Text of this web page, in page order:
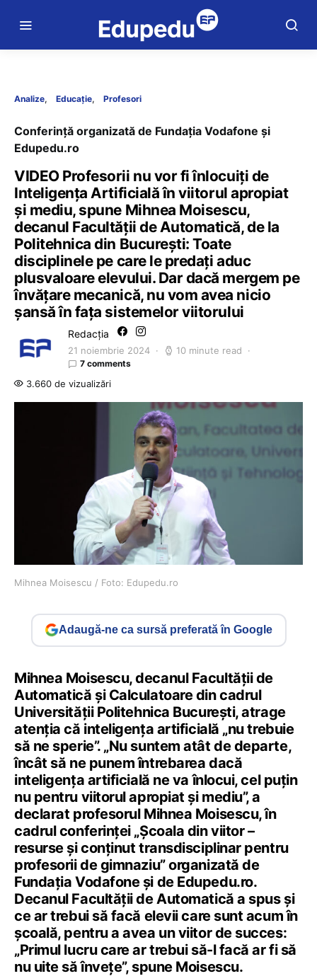
Analize Educație Profesori
Conferință organizată de Fundația Vodafone și
Edupedu.ro
VIDEO Profesorii nu vor fi înlocuiți de
Inteligența Artificială în viitorul apropiat
și mediu, spune Mihnea Moisescu,
decanul Facultății de Automatică, de la
Politehnica din București: Toate
disciplinele pe care le predați aduc
plusvaloare elevului. Dar dacă mergem pe
învățare mecanică, nu vom avea nicio
șansă în fața sistemelor viitorului
Redacția
21 noiembrie 2024 10 minute read
7 comments
3.660 de vizualizări
Mihnea Moisescu / Foto: Edupedu.ro
Adaugă-ne ca sursă preferată în Google
Mihnea Moisescu, decanul Facultății de
Automatică și Calculatoare din cadrul
Universității Politehnica București, atrage
atenția că inteligența artificială „nu trebuie
să ne sperie”. „Nu suntem atât de departe,
încât să ne punem întrebarea dacă
inteligența artificială ne va înlocui, cel puțin
nu pentru viitorul apropiat și mediu”, a
declarat profesorul Mihnea Moisescu, în
cadrul conferinței „Școala din viitor –
resurse și conținut transdisciplinar pentru
profesorii de gimnaziu” organizată de
Fundația Vodafone și de Edupedu.ro.
Decanul Facultății de Automatică a spus și
ce ar trebui să facă elevii care sunt acum în
școală, pentru a avea un viitor de succes:
„Primul lucru care ar trebui să-l facă ar fi să
nu uite să învețe”, spune Moisescu.